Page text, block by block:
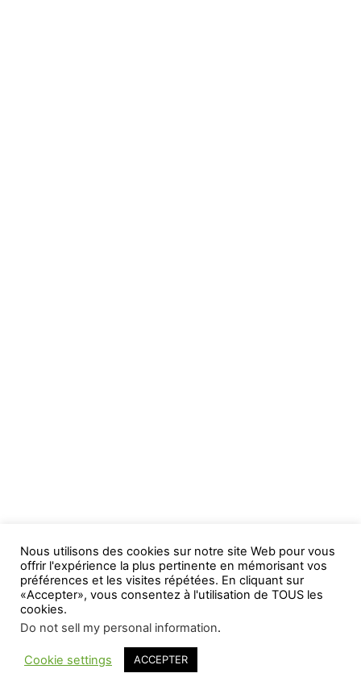
Nous utilisons des cookies sur notre site Web pour vous
offrir l'expérience la plus pertinente en mémorisant vos
préférences et les visites répétées. En cliquant sur
«Accepter», vous consentez à l'utilisation de TOUS les
cookies.
Do not sell my personal information.
Cookie settings ACCEPTER